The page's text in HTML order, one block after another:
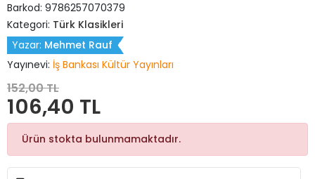
Barkod: 9786257070379
Kategori: Türk Klasikleri
Yazar: Mehmet Rauf
Yayınevi: İş Bankası Kültür Yayınları
152,00 TL
106,40 TL
Ürün stokta bulunmamaktadır.